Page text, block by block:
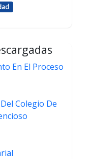
En El Proceso
Colegio De